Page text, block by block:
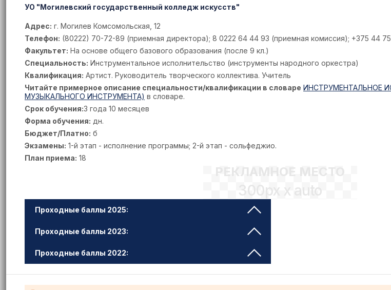
УО "Могилевский государственный колледж искусств"
Адрес: г. Могилев Комсомольская, 12
Телефон: (80222) 70-72-89 (приемная директора); 8 0222 64 44 93 (приемная комиссия); +375 44
Факультет: На основе общего базового образования (после 9 кл.)
Специальность: Инструментальное исполнительство (инструменты народного оркестра)
Квалификация: Артист. Руководитель творческого коллектива. Учитель
Читайте примерное описание специальности/квалификации в словаре ИНСТРУМЕНТАЛЬНОЕ
МУЗЫКАЛЬНОГО ИНСТРУМЕНТА) в словаре.
Срок обучения:3 года 10 месяцев
Форма обучения: дн.
Бюджет/Платно: б
Экзамены: 1-й этап - исполнение программы; 2-й этап - сольфеджио.
План приема: 18
РЕКЛАМНОЕ МЕСТО
300px x auto
Проходные баллы 2025:
Проходные баллы 2023:
Проходные баллы 2022: